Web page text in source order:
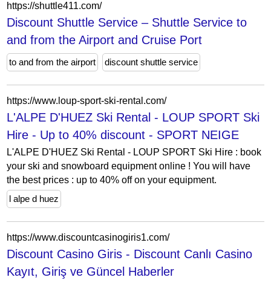
https://shuttle411.com/
Discount Shuttle Service – Shuttle Service to
and from the Airport and Cruise Port
to and from the airport discount shuttle service
https://www.loup-sport-ski-rental.com/
L'ALPE D'HUEZ Ski Rental - LOUP SPORT Ski
Hire - Up to 40% discount - SPORT NEIGE
L'ALPE D'HUEZ Ski Rental - LOUP SPORT Ski Hire : book
your ski and snowboard equipment online ! You will have
the best prices : up to 40% off on your equipment.
l alpe d huez
https://www.discountcasinogiris1.com/
Discount Casino Giris - Discount Canlı Casino
Kayıt, Giriş ve Güncel Haberler